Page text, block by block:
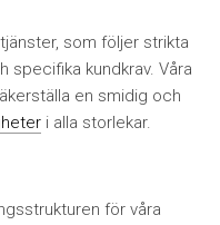
som följer strikta
specifika kundkrav. Våra
en smidig och
i alla storlekar.
för våra